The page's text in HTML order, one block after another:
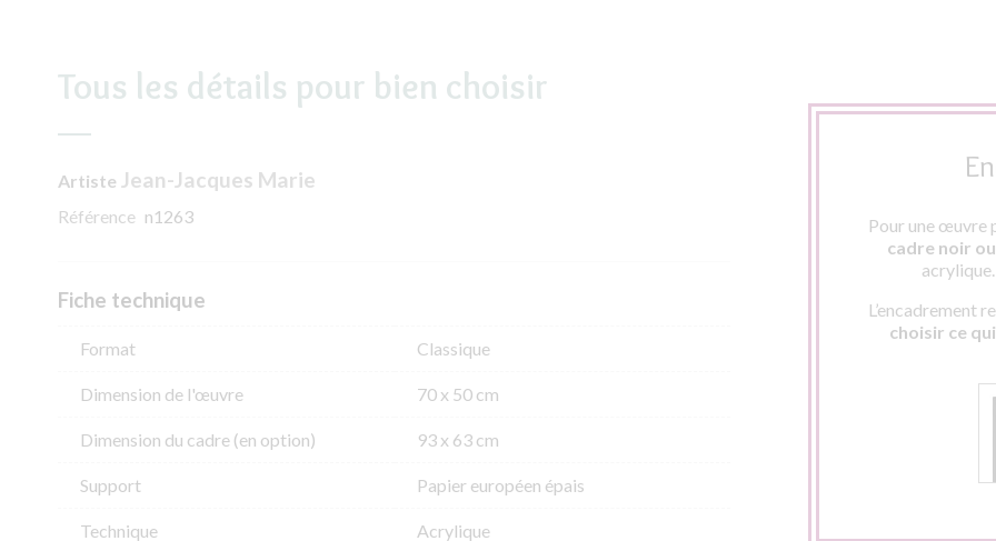
Tous les détails pour bien choisir
Artiste Jean-Jacques Marie
Référence n1263
Fiche technique
Format Classique
Dimension de l'​œuvre 70 x 50 cm
Dimension du cadre (en option) 93 x 63 cm
Support Papier européen épais
Technique Acrylique
Pour une œuvre
cadre noir
L’encadrement
choisir ce